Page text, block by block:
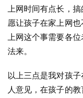
上网时间有点长，
愿让孩子在家上网
上网这个事需要各
法来。
以上三点是我对孩
人意见，在孩子的